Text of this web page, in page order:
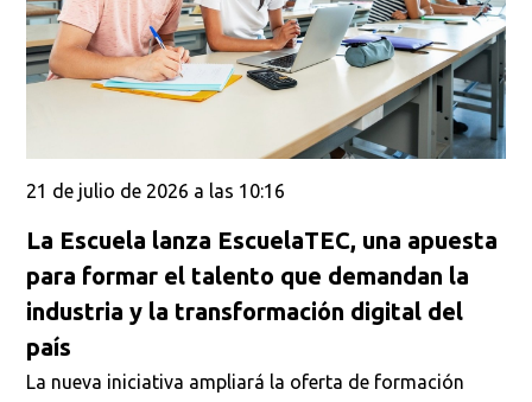
21 de julio de 2026 a las 10:16
La Escuela lanza EscuelaTEC, una apuesta
para formar el talento que demandan la
industria y la transformación digital del
país
La nueva iniciativa ampliará la oferta de formación